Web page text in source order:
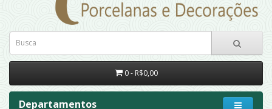
0 - R$0,00
Departamentos